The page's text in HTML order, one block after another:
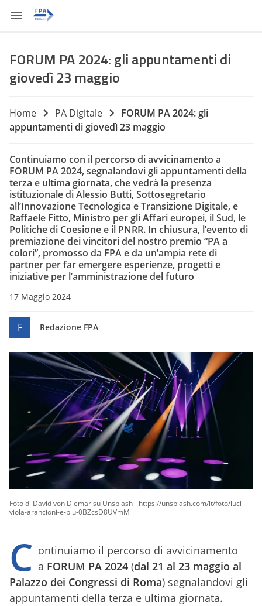
FORUM PA 2024: gli appuntamenti di
giovedì 23 maggio
Home PA Digitale
FORUM PA 2024: gli
appuntamenti di giovedì 23 maggio
Continuiamo con il percorso di avvicinamento a
FORUM PA 2024, segnalandovi gli appuntamenti della
terza e ultima giornata, che vedrà la presenza
istituzionale di Alessio Butti, Sottosegretario
all’Innovazione Tecnologica e Transizione Digitale, e
Raffaele Fitto, Ministro per gli Affari europei, il Sud, le
Politiche di Coesione e il PNRR. In chiusura, l’evento di
premiazione dei vincitori del nostro premio “PA a
colori”, promosso da FPA e da un’ampia rete di
partner per far emergere esperienze, progetti e
iniziative per l’amministrazione del futuro
17 Maggio 2024
F Redazione FPA
Foto di David von Diemar su Unsplash - https://unsplash.com/it/foto/luci-
viola-arancioni-e-blu-0BZcsD8UVmM
C ontinuiamo il percorso di avvicinamento
a FORUM PA 2024 (dal 21 al 23 maggio al
Palazzo dei Congressi di Roma) segnalandovi gli
appuntamenti della terza e ultima giornata.